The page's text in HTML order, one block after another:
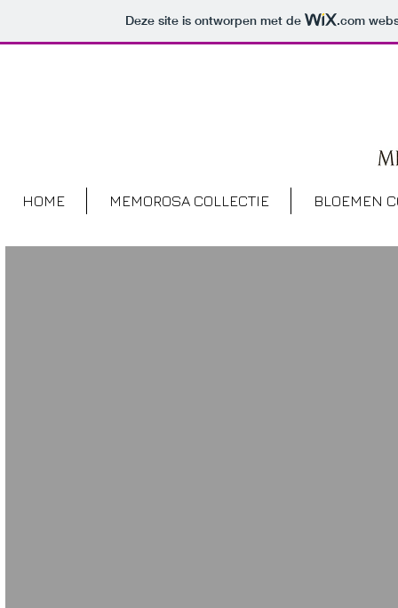
Deze site is ontworpen met de .com
HOME MEMOROSA COLLECTIE BLOEMEN